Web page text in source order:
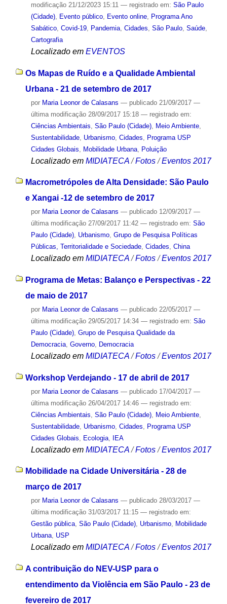
modificação21/12/2023 15:11 — registrado em: São Paulo
(Cidade), Evento público, Evento online,
Programa Ano
Sabático, Covid-19, Pandemia, Cidades São Paulo, Saúde,
Cartografia
Localizado em EVENTOS
Os Mapas de Ruído e a Qualidade Ambiental
Urbana - 21 de setembro de 2017
por Maria Leonor de Calasans — publicado21/09/2017 —
última modificação28/09/2017 15:18 — registrado em:
Ciências Ambientais São Paulo (Cidade), Meio Ambiente,
Sustentabilidade, Urbanismo, Cidades
Programa USP
Cidades Globais
Mobilidade Urbana, Poluição
Localizado em MIDIATECA /Fotos /Eventos 2017
Macrometrópoles de Alta Densidade: São Paulo
e Xangai -12 de setembro de 2017
por Maria Leonor de Calasans — publicado12/09/2017 —
última modificação27/09/2017 11:42 — registrado em: São
Paulo (Cidade), Urbanismo, Grupo de Pesquisa Políticas
Públicas, Territorialidade e Sociedade, Cidades, China
Localizado em MIDIATECA /Fotos /Eventos 2017
Programa de Metas: Balanço e Perspectivas - 22
de maio de 2017
por Maria Leonor de Calasans — publicado22/05/2017 —
última modificação29/05/2017 14:34 — registrado em: São
Paulo (Cidade), Grupo de Pesquisa Qualidade da
Democracia, Governo, Democracia
Localizado em MIDIATECA /Fotos /Eventos 2017
Workshop Verdejando - 17 de abril de 2017
por Maria Leonor de Calasans — publicado17/04/2017 —
última modificação26/04/2017 14:46 — registrado em:
Ciências Ambientais São Paulo (Cidade), Meio Ambiente,
Sustentabilidade, Urbanismo, Cidades
Programa USP
Cidades Globais
Ecologia, IEA
Localizado em MIDIATECA /Fotos /Eventos 2017
Mobilidade na Cidade Universitária - 28 de
março de 2017
por Maria Leonor de Calasans — publicado28/03/2017 —
última modificação31/03/2017 11:15 — registrado em:
Gestão pública, São Paulo (Cidade), Urbanismo, Mobilidade
Urbana, USP
Localizado em MIDIATECA /Fotos /Eventos 2017
A contribuição do NEV-USP para o
entendimento da Violência em São Paulo - 23 de
fevereiro de 2017